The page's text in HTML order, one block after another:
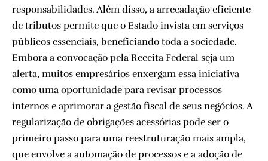
responsabilidades. Além disso, a arrecadação eficiente
de tributos permite que o Estado invista em serviços
públicos essenciais, beneficiando toda a sociedade.
Embora a convocação pela Receita Federal seja um
alerta, muitos empresários enxergam essa iniciativa
como uma oportunidade para revisar processos
internos e aprimorar a gestão fiscal de seus negócios. A
regularização de obrigações acessórias pode ser o
primeiro passo para uma reestruturação mais ampla,
que envolve a automação de processos e a adoção de